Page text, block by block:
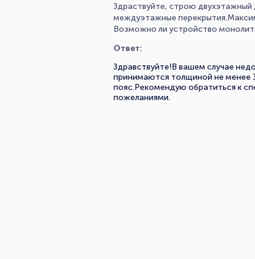
Здраствуйте, строю
междуэтажные
Возможно ли устройство
Ответ:
Здравствуйте!В вашем случае
принимаются толщиной не менее
пояс.Рекомендую обратиться к
пожеланиями.